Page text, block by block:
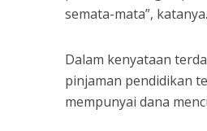
semata-mata”, katanya.
Dalam kenyataan
pinjaman pendidikan
mempunyai dana